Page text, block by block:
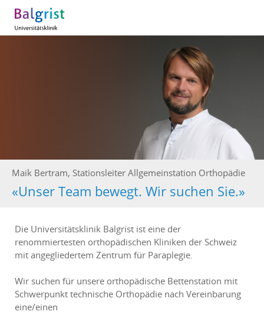
Maik Bertram, Stationsleiter Allgemeinstation Orthopädie
«Unser Team bewegt. Wir suchen Sie.»
Die Universitätsklinik Balgrist ist eine der
renommiertesten orthopädischen Kliniken der Schweiz
mit angegliedertem Zentrum für Paraplegie.
Wir suchen für unsere orthopädische Bettenstation mit
Schwerpunkt technische Orthopädie nach Vereinbarung
eine/einen